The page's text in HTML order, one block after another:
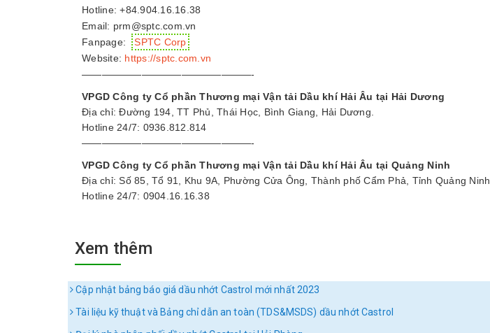
Hotline: +84.904.16.16.38
Email: prm@sptc.com.vn
Fanpage:
SPTC Corp
Website: https://sptc.com.vn
—————————————————-
VPGD Công ty Cổ phần Thương mại Vận tải Dầu khí Hải Âu tại Hải Dương
Địa chỉ: Đường 194, TT Phủ, Thái Học, Bình Giang, Hải Dương.
Hotline 24/7: 0936.812.814
—————————————————-
VPGD Công ty Cổ phần Thương mại Vận tải Dầu khí Hải Âu tại Quảng Ninh
Địa chỉ: Số 85, Tổ 91, Khu 9A, Phường Cửa Ông, Thành phố Cẩm Phả, Tỉnh Quảng Ninh.
Hotline 24/7: 0904.16.16.38
Xem thêm
Cập nhật bảng báo giá dầu nhớt Castrol mới nhất 2023
Tài liệu kỹ thuật và Bảng chỉ dẫn an toàn (TDS&MSDS) dầu nhớt Castrol